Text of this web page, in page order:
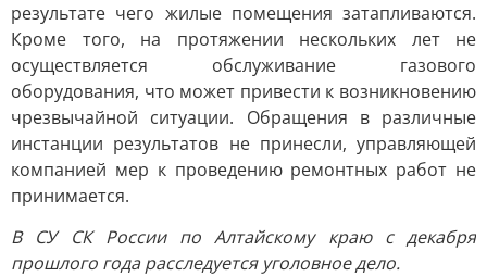
результате чего жилые помещения затапливаются.
Кроме того, на протяжении нескольких лет не
осуществляется обслуживание газового
оборудования, что может привести к возникновению
чрезвычайной ситуации. Обращения в различные
инстанции результатов не принесли, управляющей
компанией мер к проведению ремонтных работ не
принимается.
В СУ СК России по Алтайскому краю с декабря
прошлого года расследуется уголовное дело.